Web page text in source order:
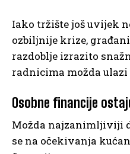
Iako tržište još uvijek
ozbiljnije krize,
razdoblje izrazito
radnicima možda
Osobne financije
Možda najzanimljiviji
se na očekivanja